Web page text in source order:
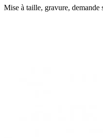
Mise à taille, gravure, demande